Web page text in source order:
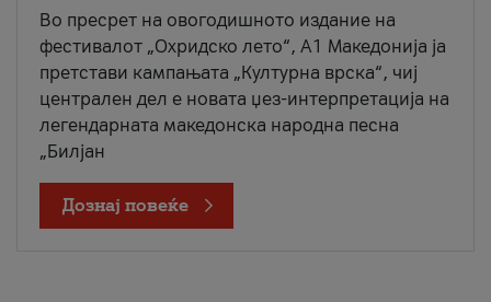
Во пресрет на овогодишното издание на
фестивалот „Охридско лето“, А1 Македонија ја
претстави кампањата „Културна врска“, чиј
централен дел е новата џез-интерпретација на
легендарната македонска народна песна
„Билјан
Дознај повеќе